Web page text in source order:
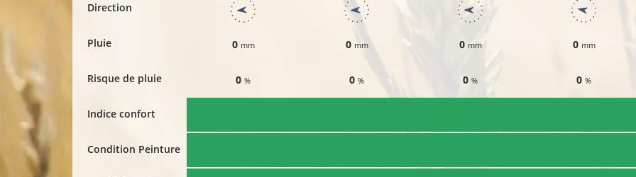
Direction
Pluie
Risque de pluie
Indice confort
Condition Peinture
0 mm
0%
0 mm
0%
0 mm
0%
0 mm
0%